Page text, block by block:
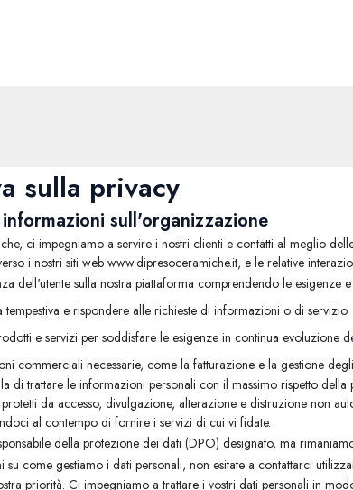
sulla privacy
sull'organizzazione
ci impegniamo a servire i nostri clienti e contatti al meglio
i nostri siti web www.dipresoceramiche.it, e le relative
dell'utente sulla nostra piattaforma comprendendo le esigenze
tempestiva e rispondere alle richieste di informazioni o di servizio.
e servizi per soddisfare le esigenze in continua evoluzione
commerciali necessarie, come la fatturazione e la gestione
di trattare le informazioni personali con il massimo rispetto
da accesso, divulgazione, alterazione e distruzione non
al contempo di fornire i servizi di cui vi fidate.
della protezione dei dati (DPO) designato, ma
come gestiamo i dati personali, non esitate a contattarci
priorità. Ci impegniamo a trattare i vostri dati personali in